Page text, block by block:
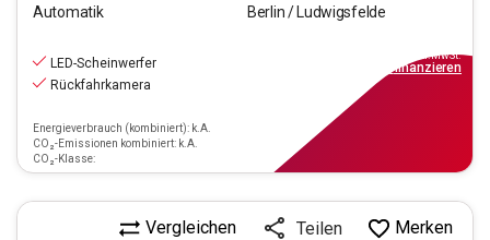
Automatik
Berlin / Ludwigsfelde
LED-Scheinwerfer
Rückfahrkamera
Energieverbrauch (kombiniert): k.A.
CO₂-Emissionen kombiniert: k.A.
CO₂-Klasse:
inkl.MwSt.
finanzieren
Vergleichen Teilen Merken